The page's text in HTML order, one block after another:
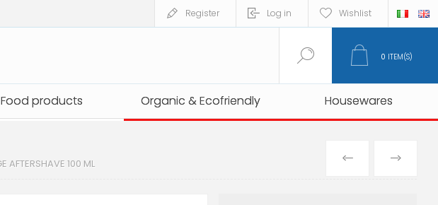
Register Log in Wishlist
Food products Organic & Ecofriendly Housewares
Food products Organic & Ecofriendly Housewares
0 ITEM(S)
AFTERSHAVE 100 ML
PREVIOUS
PRODUCT